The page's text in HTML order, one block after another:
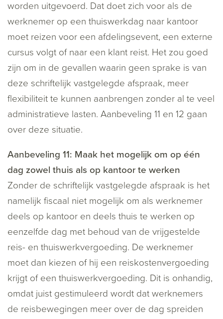
worden uitgevoerd. Dat doet zich voor als de
werknemer op een thuiswerkdag naar kantoor
moet reizen voor een afdelingsevent, een externe
cursus volgt of naar een klant reist. Het zou goed
zijn om in de gevallen waarin geen sprake is van
deze schriftelijk vastgelegde afspraak, meer
flexibiliteit te kunnen aanbrengen zonder al te veel
administratieve lasten. Aanbeveling 11 en 12 gaan
over deze situatie.
Aanbeveling 11: Maak het mogelijk om op één
dag zowel thuis als op kantoor te werken
Zonder de schriftelijk vastgelegde afspraak is het
namelijk fiscaal niet mogelijk om als werknemer
deels op kantoor en deels thuis te werken op
eenzelfde dag met behoud van de vrijgestelde
reis- en thuiswerkvergoeding. De werknemer
moet dan kiezen of hij een reiskostenvergoeding
krijgt of een thuiswerkvergoeding. Dit is onhandig,
omdat juist gestimuleerd wordt dat werknemers
de reisbewegingen meer over de dag spreiden